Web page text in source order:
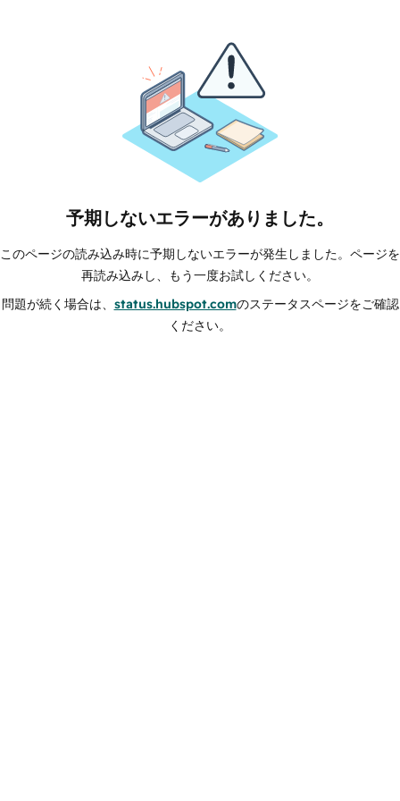
予期しないエラーがありました。
このページの読み込み時に予期しないエラーが発生しました。ページを
再読み込みし、もう一度お試しください。
問題が続く場合は、 status.hubspot.comのステータスページをご確認
ください。